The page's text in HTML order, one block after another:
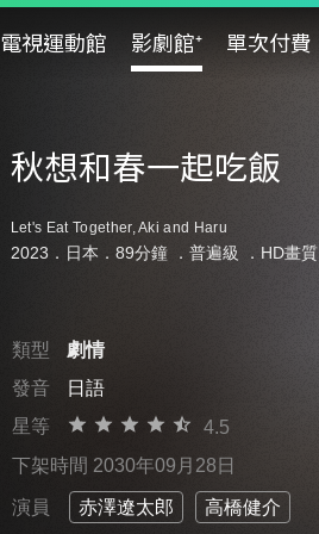
電視運動館 影劇館⁺ 單次付費
秋想和春一起吃飯
Let's Eat Together, Aki and Haru
2023．日本．89分鐘 ． 普遍級 ．HD畫質
類型
劇情
發音
日語
星等
4.5
下架時間 2030年09月28日
演員 赤澤遼太郎 高橋健介